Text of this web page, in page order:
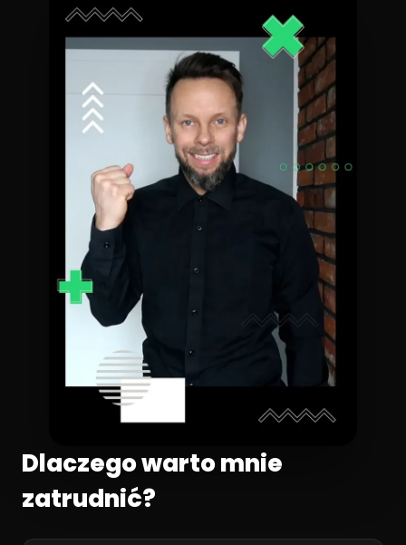
Dlaczego warto mnie
zatrudnić?